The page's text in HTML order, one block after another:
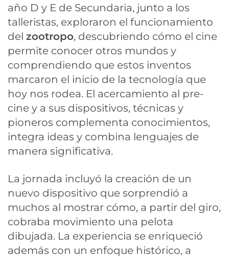
año D y E de Secundaria, junto a los
talleristas, exploraron el funcionamiento
del zootropo, descubriendo cómo el cine
permite conocer otros mundos y
comprendiendo que estos inventos
marcaron el inicio de la tecnología que
hoy nos rodea. El acercamiento al pre-
cine y a sus dispositivos, técnicas y
pioneros complementa conocimientos,
integra ideas y combina lenguajes de
manera significativa.
La jornada incluyó la creación de un
nuevo dispositivo que sorprendió a
muchos al mostrar cómo, a partir del giro,
cobraba movimiento una pelota
dibujada. La experiencia se enriqueció
además con un enfoque histórico, a